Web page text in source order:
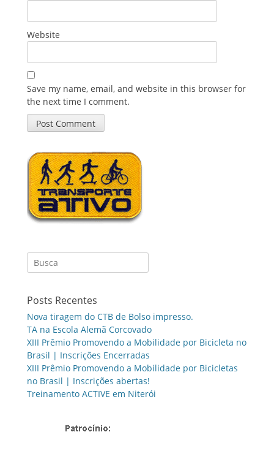
Website
Save my name, email, and website in this browser for
the next time I comment.
Search
for:
Posts Recentes
Nova tiragem do CTB de Bolso impresso.
TA na Escola Alemã Corcovado
XIII Prêmio Promovendo a Mobilidade por Bicicleta no
Brasil | Inscrições Encerradas
XIII Prêmio Promovendo a Mobilidade por Bicicletas
no Brasil | Inscrições abertas!
Treinamento ACTIVE em Niterói